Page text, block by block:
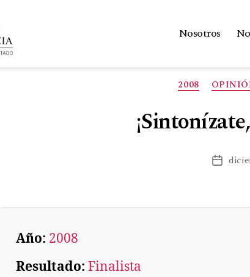
Nosotros
2008
Año: 2008
Resultado: Finalista